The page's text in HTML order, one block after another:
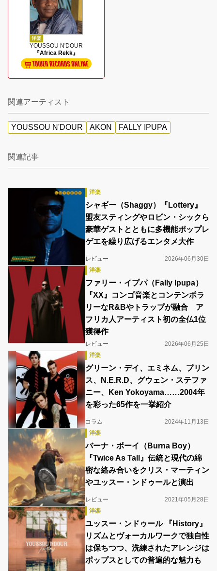
洋楽
YOUSSOU N'DOUR
『Africa Rekk』
関連アーティスト
YOUSSOU N'DOUR AKON FALLY IPUPA
関連記事
洋楽
シャギー（Shaggy）『Lottery』
盟友スティングやロビン・シックら
豪華ゲストとともに多機能ポップレ
ゲエを繰り広げるエンタメ大作
レビュー
2026年06月30日
洋楽
ファリー・イプパ（Fally Ipupa）
『XX』コンゴ音楽とコンテンポラ
リーなR&Bやトラップが融合 ア
フリカ人アーティスト初の全仏1位
獲得作
レビュー
2026年06月25日
洋楽
グリーン・デイ、エミネム、プリン
ス、N.E.R.D、グウェン・ステファ
ニー、Ken Yokoyama……2004年
を彩った65作を一挙紹介
コラム
2024年11月13日
洋楽
バーナ・ボーイ（Burna Boy）
『Twice As Tall』伝統と現代の綿
密な絡み合いをクリス・マーティン
やユッスー・ンドゥールと演出
レビュー
2021年05月28日
洋楽
ユッスー・ンドゥール 『History』
リズムとヴォーカルワークで独自性
は保ちつつ、洗練されたアレンジは
ポップスとしての普遍的な魅力も